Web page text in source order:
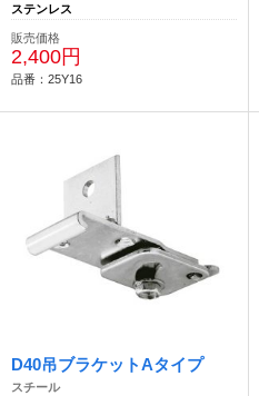
ステンレス
販売価格
2,400円
品番：25Y16
D40吊ブラケットAタイプ
スチール